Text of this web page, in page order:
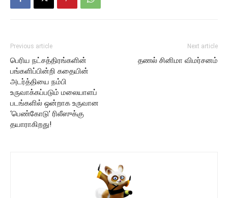
Previous article
பெரிய நட்சத்திரங்களின்
பங்களிப்பின்றி கதையின்
அடர்த்தியை நம்பி
உருவாக்கப்படும் மலையாளப்
படங்களில் ஒன்றாக உருவான
‘பெண்கோடு’ ரிலீஸுக்கு
தயாராகிறது!
Next article
தணல் சினிமா விமர்சனம்